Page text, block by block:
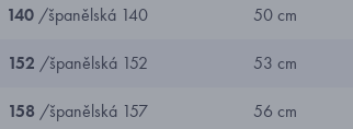
140 /španělská 140 50 cm
152 /španělská 152 53 cm
158 /španělská 157 56 cm